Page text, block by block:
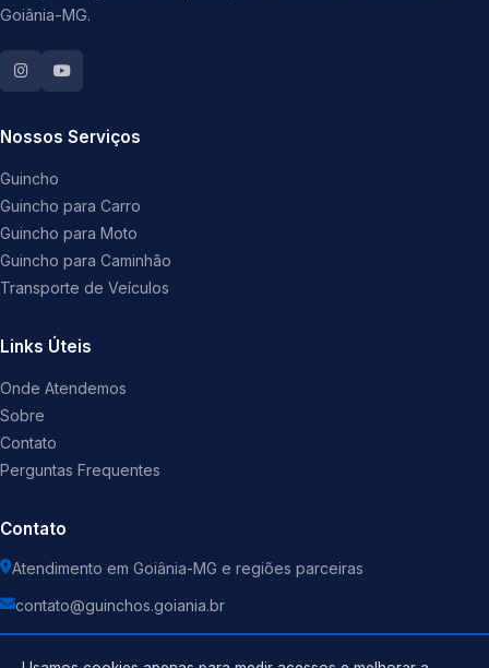
Goiânia-MG.
Nossos Serviços
Guincho
Guincho para Carro
Guincho para Moto
Guincho para Caminhão
Transporte de Veículos
Links Úteis
Onde Atendemos
Sobre
Contato
Perguntas Frequentes
Contato
Atendimento em Goiânia-MG e regiões parceiras
contato@guinchos.goiania.br